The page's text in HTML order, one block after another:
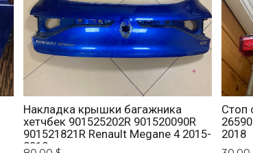
Накладка крышки багажника
хетчбек 901525202R 901520090R
901521821R Renault Megane 4 2015-
2018
Стоп
2018